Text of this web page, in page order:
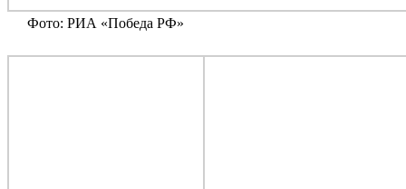
Фото: РИА «Победа РФ»